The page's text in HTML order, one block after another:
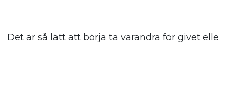
Det är så lätt att börja ta varandra för givet